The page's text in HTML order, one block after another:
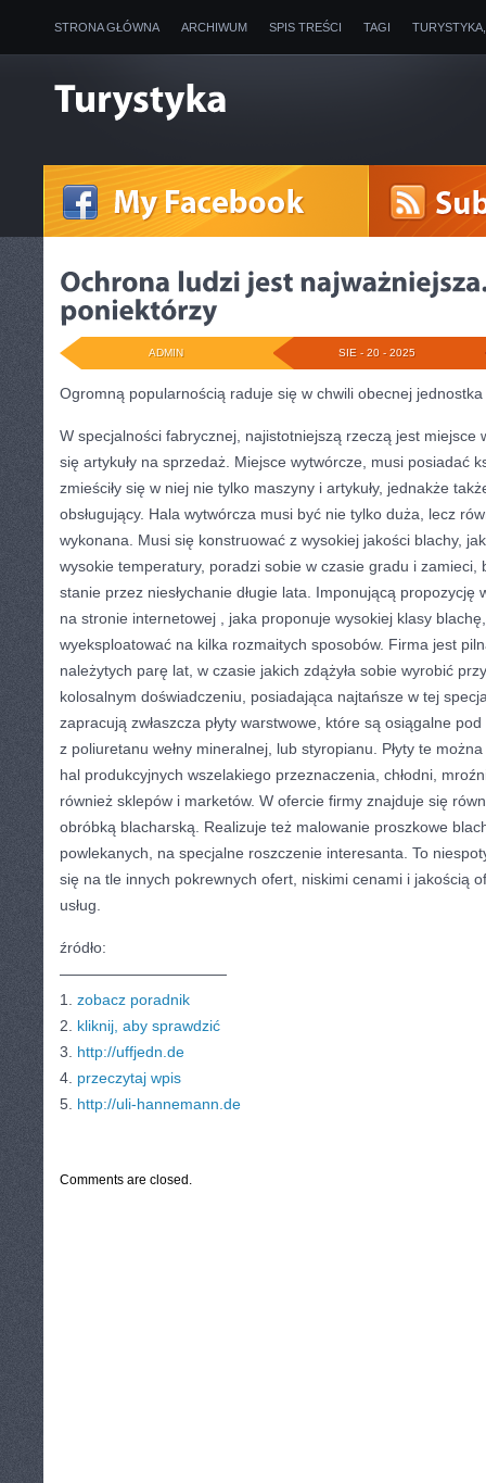
STRONA GŁÓWNA ARCHIWUM SPIS TREŚCI TAGI
SIE - 20 - 2025
ADMIN
Ogromną popularnością raduje się w chwili obecnej jednostka
W specjalności fabrycznej, najistotniejszą rzeczą jest miejsce
się artykuły na sprzedaż. Miejsce wytwórcze, musi posiadać
zmieściły się w niej nie tylko maszyny i artykuły, jednakże
obsługujący. Hala wytwórcza musi być nie tylko duża, lecz
wykonana. Musi się konstruować z wysokiej jakości blachy,
wysokie temperatury, poradzi sobie w czasie gradu i zamieci,
stanie przez niesłychanie długie lata. Imponującą propozycję
na stronie internetowej
, jaka proponuje wysokiej klasy
wyeksploatować na kilka rozmaitych sposobów. Firma jest
należytych parę lat, w czasie jakich zdążyła sobie wyrobić
kolosalnym doświadczeniu, posiadająca najtańsze w tej
zapracują zwłaszcza płyty warstwowe, które są osiągalne
z poliuretanu wełny mineralnej, lub styropianu. Płyty te
hal produkcyjnych wszelakiego przeznaczenia, chłodni,
również sklepów i marketów. W ofercie firmy znajduje się
obróbką blacharską. Realizuje też malowanie proszkowe
powlekanych, na specjalne roszczenie interesanta. To
się na tle innych pokrewnych ofert, niskimi cenami i jakością
usług.
źródło:
———————————
1. zobacz poradnik
2. kliknij, aby sprawdzić
3. http://uffjedn.de
4. przeczytaj wpis
5. http://uli-hannemann.de
Comments are closed.